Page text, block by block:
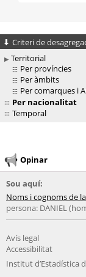
Criteri de
Territorial
Per províncies
Per àmbits
Per comarques i
Per nacionalitat
Temporal
Opinar
Sou aquí:
Noms i cognoms de
persona: DANIEL
Avís legal
Accessibilitat
Institut d’Estadística